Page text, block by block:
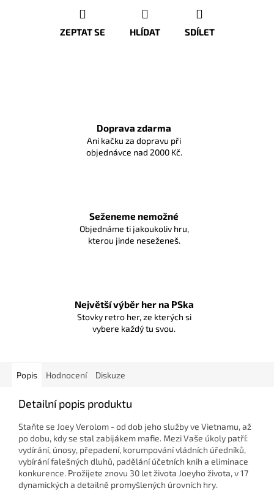
ZEPTAT SE HLÍDAT SDÍLET
Doprava zdarma
Ani kačku za dopravu při
objednávce nad 2000 Kč.
Seženeme nemožné
Objednáme ti jakoukoliv hru,
kterou jinde neseženeš.
Největší výběr her na PSka
Stovky retro her, ze kterých si
vybere každý tu svou.
Popis Hodnocení Diskuze
Detailní popis produktu
Staňte se Joey Verolom - od dob jeho služby ve Vietnamu, až
po dobu, kdy se stal zabijákem mafie. Mezi Vaše úkoly patří:
vydírání, únosy, přepadení, korumpování vládních úředníků,
vybírání falešných dluhů, padělání účetních knih a eliminace
konkurence. Prožijete znovu 30 let života Joeyho života, v 17
dynamických a detailně promyšlených úrovních hry.